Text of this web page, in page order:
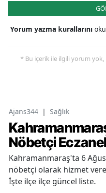
Yorum yazma kurallarını
* Bu içerik ile ilgili yorum yok,
Ajans344 | Sağlık
Nöbetçi
Kahramanmaraş'ta 6
nöbetçi olarak hizmet
İşte ilçe ilçe güncel liste.